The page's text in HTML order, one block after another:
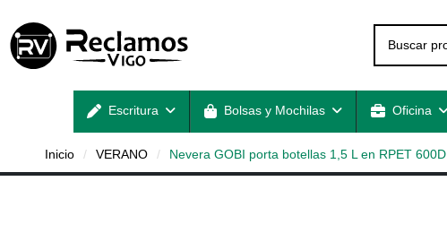
Escritura Bolsas y Mochilas Oficina
Inicio VERANO Nevera GOBI porta botellas 1,5 L en RPET 600D